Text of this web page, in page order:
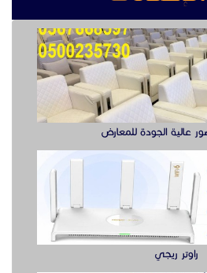
عالية الجودة للمعارض
راوتر ريجي